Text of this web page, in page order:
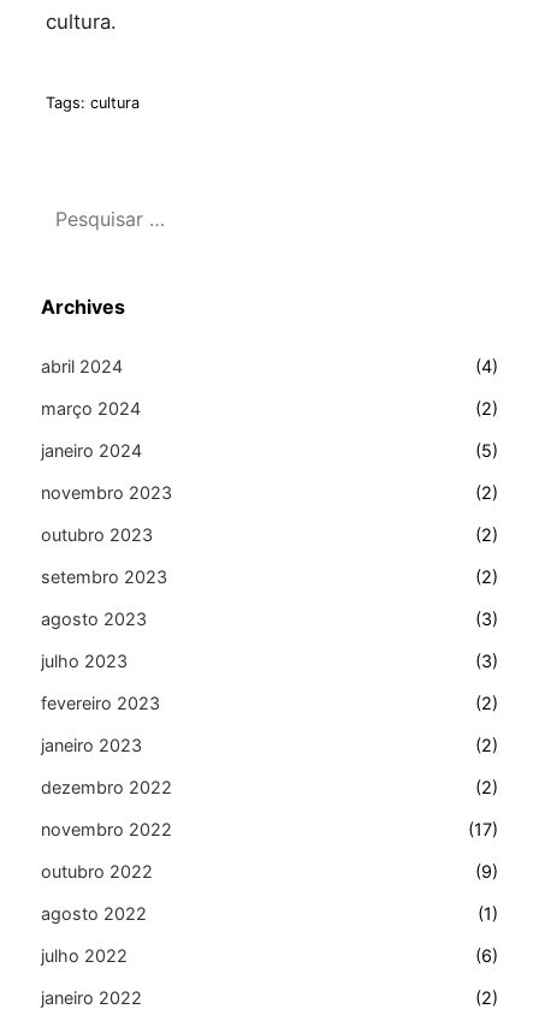
cultura.
Tags: cultura
Archives
abril 2024 (4)
março 2024 (2)
janeiro 2024 (5)
novembro 2023 (2)
outubro 2023 (2)
setembro 2023 (2)
agosto 2023 (3)
julho 2023 (3)
fevereiro 2023 (2)
janeiro 2023 (2)
dezembro 2022 (2)
novembro 2022 (17)
outubro 2022 (9)
agosto 2022 (1)
julho 2022 (6)
janeiro 2022 (2)